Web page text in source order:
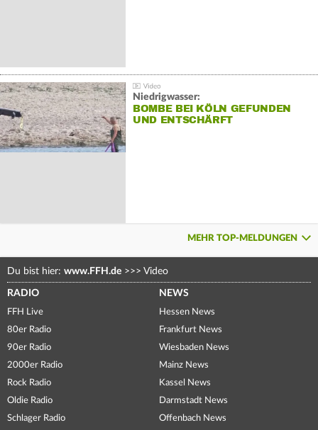
Niedrigwasser:
BOMBE BEI KÖLN GEFUNDEN
UND ENTSCHÄRFT
MEHR TOP-MELDUNGEN
Du bist hier: www.FFH.de >>> Video
RADIO
FFH Live
80er Radio
90er Radio
2000er Radio
Rock Radio
Oldie Radio
Schlager Radio
NEWS
Hessen News
Frankfurt News
Wiesbaden News
Mainz News
Kassel News
Darmstadt News
Offenbach News